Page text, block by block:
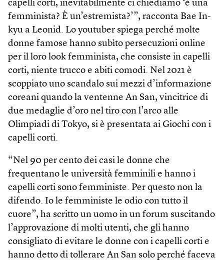
capelli corti, inevitabilmente ci chiediamo ‘è una
femminista? È un’estremista?’”, racconta Bae In-
kyu a Leonid. Lo youtuber spiega perché molte
donne famose hanno subìto persecuzioni online
per il loro look femminista, che consiste in capelli
corti, niente trucco e abiti comodi. Nel 2021 è
scoppiato uno scandalo sui mezzi d’informazione
coreani quando la ventenne An San, vincitrice di
due medaglie d’oro nel tiro con l’arco alle
Olimpiadi di Tokyo, si è presentata ai Giochi con i
capelli corti.
“Nel 90 per cento dei casi le donne che
frequentano le università femminili e hanno i
capelli corti sono femministe. Per questo non la
difendo. Io le femministe le odio con tutto il
cuore”, ha scritto un uomo in un forum suscitando
l’approvazione di molti utenti, che gli hanno
consigliato di evitare le donne con i capelli corti e
hanno detto di tollerare An San solo perché faceva